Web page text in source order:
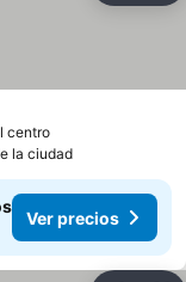
centroVer precios
la ciudad
Ver precios